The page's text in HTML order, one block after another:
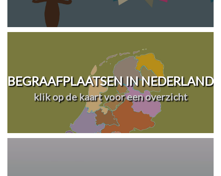
BEGRAAFPLAATSEN IN NEDERLAND
klik op de kaart voor een overzicht